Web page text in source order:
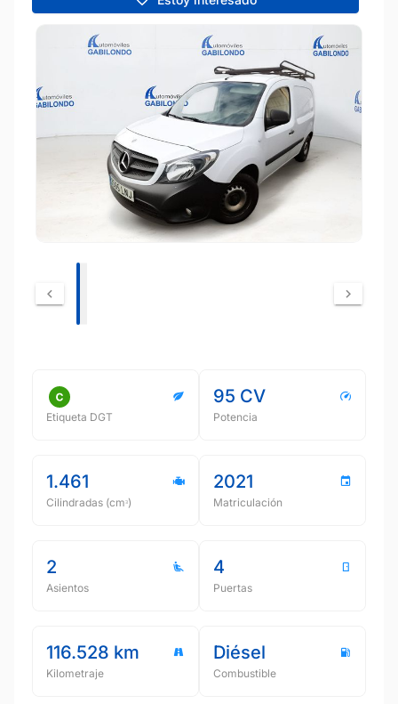
Etiqueta DGT
95 CV
Potencia
1.461
Cilindradas (cmᵌ)
2021
Matriculación
2
Asientos
4
Puertas
116.528 km
Kilometraje
Diésel
Combustible